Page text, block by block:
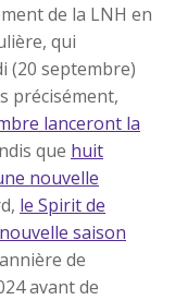
de la LNH en
qui
(20 septembre)
précisément,
lanceront la
que huit
nouvelle
le Spirit de
saison
de
avant de